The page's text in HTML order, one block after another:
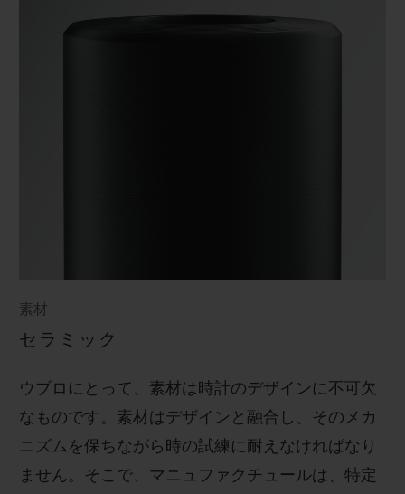
素材
セラミック
ウブロにとって、素材は時計のデザインに不可欠
なものです。素材はデザインと融合し、そのメカ
ニズムを保ちながら時の試練に耐えなければなり
ません。そこで、マニュファクチュールは、特定